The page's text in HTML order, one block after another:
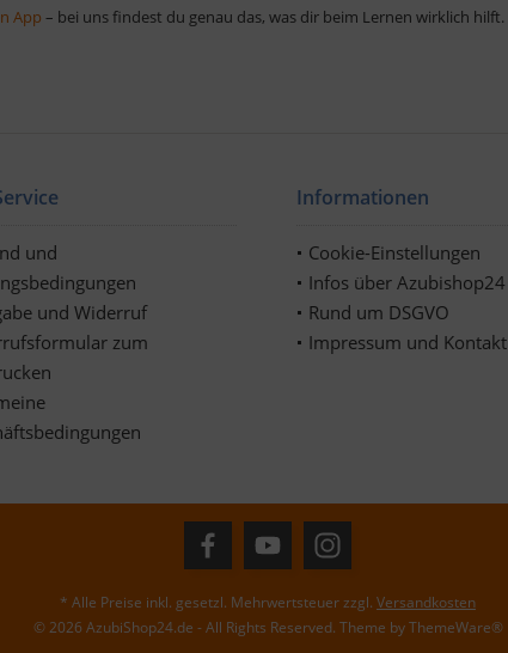
App – bei uns findest du genau das, was dir beim Lernen wirklich hilft.
und
und Widerruf
zum
Informationen
Cookie-Einstellungen
Infos über Azubishop24
Rund um DSGVO
Impressum und Kontakt
* Alle Preise inkl. gesetzl. Mehrwertsteuer zzgl. Versandkosten
© 2026 AzubiShop24.de - All Rights Reserved. Theme byThemeWare®